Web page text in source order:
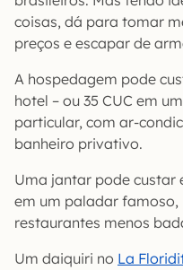
coisas, dá para tomar
preços e escapar de
A hospedagem pode
hotel – ou 35 CUC em
particular, com ar-
banheiro privativo.
Uma jantar pode custar
em um paladar famoso,
restaurantes menos
Um daiquiri no La